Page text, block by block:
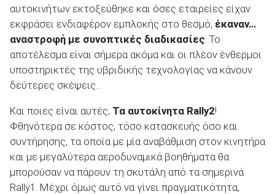
αυτοκινήτων εκτοξεύθηκε και όσες εταιρείες είχαν
εκφράσει ενδιαφέρον εμπλοκής στο θεσμό, έκαναν…
αναστροφή με συνοπτικές διαδικασίες . To
αποτέλεσμα είναι σήμερα ακόμα και οι πλέον ένθερμοι
υποστηρικτές της υβριδικής τεχνολογίας να κάνουν
δεύτερες σκέψεις…
Και ποιες είναι αυτές; Τα αυτοκίνητα Rally2!
Φθηνότερα σε κόστος, τόσο κατασκευής όσο και
συντήρησης, τα οποία με μία αναβάθμιση στον κινητήρα
και με μεγαλύτερα αεροδυναμικά βοηθήματα θα
μπορούσαν να πάρουν τη σκυτάλη από τα σημερινά
Rally1. Μέχρι όμως αυτό να γίνει πραγματικότητα,